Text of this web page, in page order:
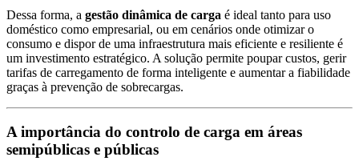
Dessa forma, a gestão dinâmica de carga é ideal tanto para uso
doméstico como empresarial, ou em cenários onde otimizar o
consumo e dispor de uma infraestrutura mais eficiente e resiliente é
um investimento estratégico. A solução permite poupar custos, gerir
tarifas de carregamento de forma inteligente e aumentar a fiabilidade
graças à prevenção de sobrecargas.
A importância do controlo de carga em áreas
semipúblicas e públicas